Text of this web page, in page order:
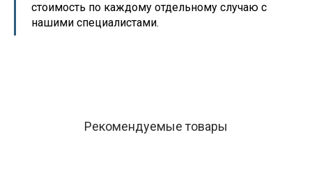
стоимость по каждому отдельному случаю с
нашими специалистами.
Рекомендуемые товары